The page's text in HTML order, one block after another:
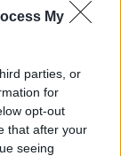
My
parties, or
for
opt-out
that after your
seeing